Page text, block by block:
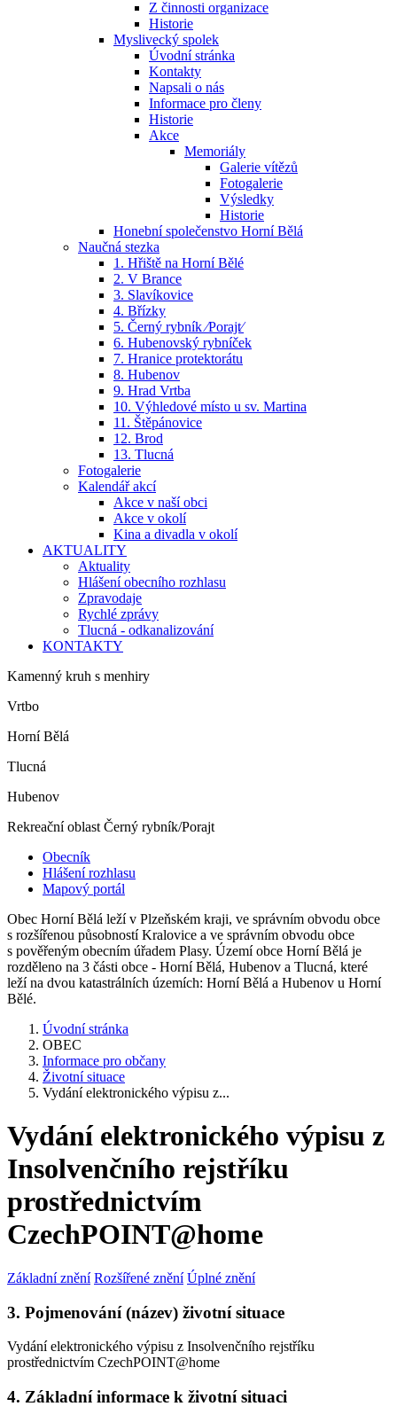
Z činnosti organizace
Historie
Myslivecký spolek
Úvodní stránka
Kontakty
Napsali o nás
Informace pro členy
Historie
Akce
Memoriály
Galerie vítězů
Fotogalerie
Výsledky
Historie
Honební společenstvo Horní Bělá
Naučná stezka
1. Hřiště na Horní Bělé
2. V Brance
3. Slavíkovice
4. Břízky
5. Černý rybník ⁄Porajt⁄
6. Hubenovský rybníček
7. Hranice protektorátu
8. Hubenov
9. Hrad Vrtba
10. Výhledové místo u sv. Martina
11. Štěpánovice
12. Brod
13. Tlucná
Fotogalerie
Kalendář akcí
Akce v naší obci
Akce v okolí
Kina a divadla v okolí
AKTUALITY
Aktuality
Hlášení obecního rozhlasu
Zpravodaje
Rychlé zprávy
Tlucná - odkanalizování
KONTAKTY
Kamenný kruh s menhiry
Vrtbo
Horní Bělá
Tlucná
Hubenov
Rekreační oblast Černý rybník/Porajt
Obecník
Hlášení rozhlasu
Mapový portál
Obec Horní Bělá leží v Plzeňském kraji, ve správním obvodu obce
s rozšířenou působností Kralovice a ve správním obvodu obce
s pověřeným obecním úřadem Plasy. Území obce Horní Bělá je
rozděleno na 3 části obce - Horní Bělá, Hubenov a Tlucná, které
leží na dvou katastrálních územích: Horní Bělá a Hubenov u Horní
Bělé.
Úvodní stránka
OBEC
Informace pro občany
Životní situace
Vydání elektronického výpisu z...
Vydání elektronického výpisu z
Insolvenčního rejstříku
prostřednictvím
CzechPOINT@home
Základní znění Rozšířené znění Úplné znění
3. Pojmenování (název) životní situace
Vydání elektronického výpisu z Insolvenčního rejstříku
prostřednictvím CzechPOINT@home
4. Základní informace k životní situaci